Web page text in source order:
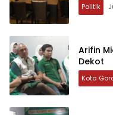
Politik
Arifin
Dekot
Kota